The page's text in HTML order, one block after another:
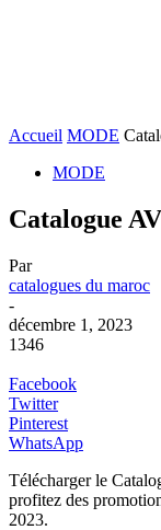
Accueil MODE
MODE
Catalogue
Par
catalogues du maroc
-
décembre 1, 2023
1346
Facebook
Twitter
Pinterest
WhatsApp
Télécharger le
profitez des
2023.